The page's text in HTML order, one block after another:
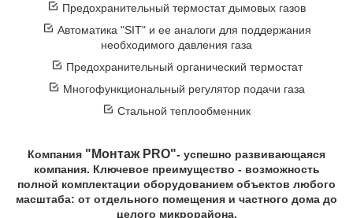
Предохранительный термостат дымовых газов
Автоматика "SIT" и ее аналоги для поддержания
необходимого давления газа
Предохранительный органический термостат
Многофункциональный регулятор подачи газа
Стальной теплообменник
Компания "Монтаж PRO"- успешно развивающаяся
компания. Ключевое преимущество - возможность
полной комплектации оборудованием объектов любого
масштаба: от отдельного помещения и частного дома до
целого микрорайона.